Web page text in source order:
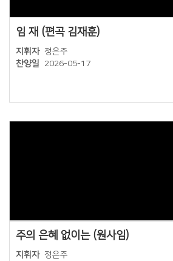
임 재 (편곡 김재훈)
지휘자 정은주
찬양일
2026-05-17
주의 은혜 없이는 (원사임)
지휘자 정은주